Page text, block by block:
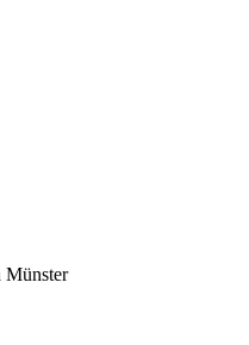
Münster